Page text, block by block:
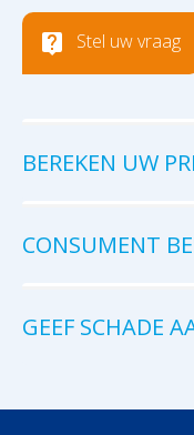
Stel uw vraag
BEREKEN UW
CONSUMENT
GEEF SCHADE